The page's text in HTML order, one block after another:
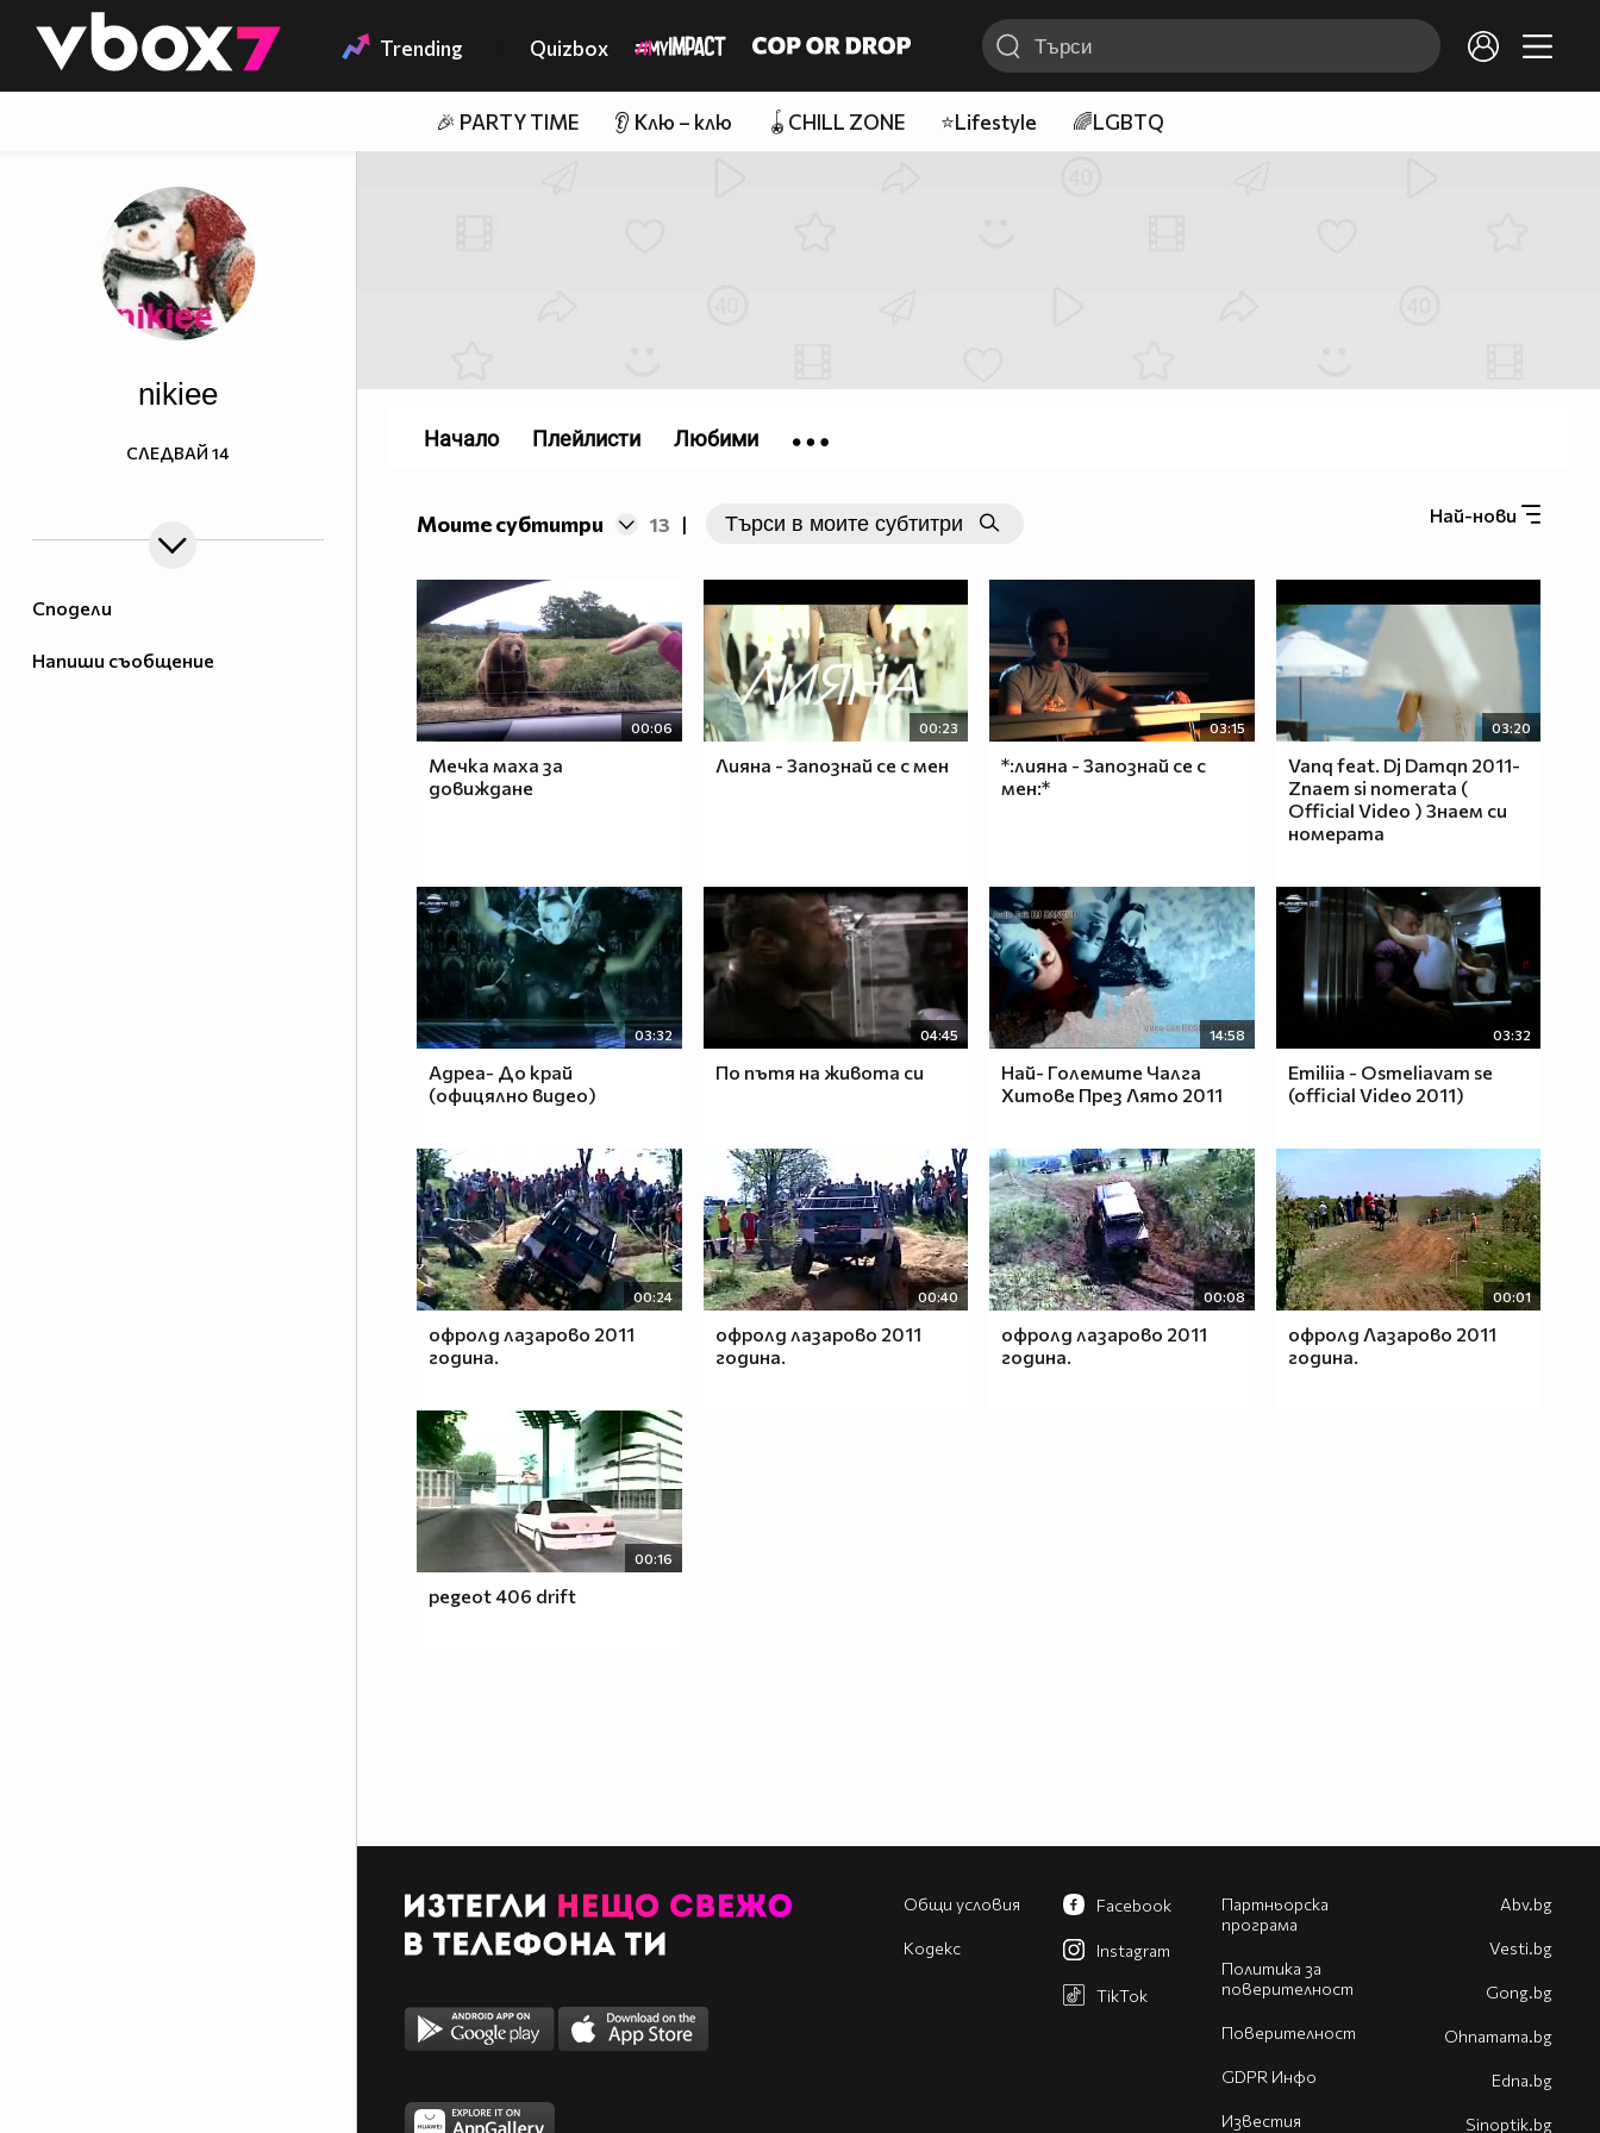
👾 Trending Quizbox
🎉 PARTY TIME 👂 Клю – клю 🪀CHILL ZONE ⭐Lifestyle 🌈LGBTQ
Сподели
Напиши съобщение
nikiee
СЛЕДВАЙ 14
Моите субтитри 13 | Най-нови
00:06
Мечка маха за
довиждане
00:23
Лияна - Запознай се с мен
03:15
*:лияна - Запознай се с
мен:*
03:20
Vanq feat. Dj Damqn 2011-
Znaem si nomerata (
Official Video ) Знаем си
номерата
03:32
Адреа- До край
(офицялно видео)
04:45
По пътя на живота си
14:58
Най- Големите Чалга
Хитове През Лято 2011
03:32
Emiliia - Osmeliavam se
(official Video 2011)
00:24
офролд лазарово 2011
година.
00:40
офролд лазарово 2011
година.
00:08
офролд лазарово 2011
година.
00:01
офролд Лазарово 2011
година.
00:16
pegeot 406 drift
Начало Плейлисти Любими
Общи условия
Кодекс
Партньорска
програма
Политика за
поверителност
Поверителност
GDPR Инфо
Известия
Facebook
Instagram
TikTok
Abv.bg
Vesti.bg
Gong.bg
Оhnamama.bg
Edna.bg
Sinoptik.bg